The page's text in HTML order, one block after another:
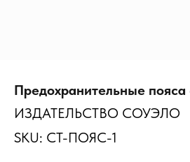
Предохранительные пояса
ИЗДАТЕЛЬСТВО СОУЭЛО
SKU: СТ-ПОЯС-1